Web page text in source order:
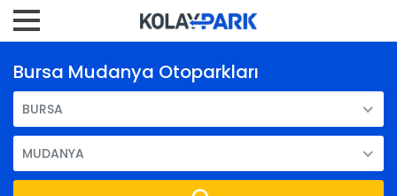
Bursa Mudanya Otoparkları
BURSA
MUDANYA